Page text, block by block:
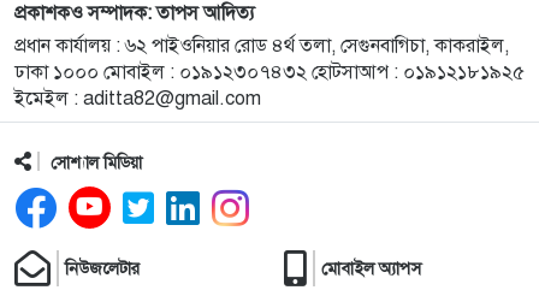
কেন্দুয়ায় শহীদ স্মৃতি বিদ্যাপীঠে মাদকবিরোধী আলোচনা
সভা ও কুইজ প্রতিযোগিতা
১০
হালুয়াঘাট পৌরসভার উদ্যোগে বন্যার্তদের মাঝে ত্রাণ
বিতরণ
১১
মুক্তাগাছায় উপজেলা নির্বাহী অফিসার (ইউএনও) মহোদয়ের
নেতৃত্বে মোবাইল কোর্ট পরিচালনা
১২
প্রকাশকও সম্পাদক: তাপস আদিত্য
প্রধান কার্যালয় : ৬২ পাইওনিয়ার রোড ৪র্থ তলা, সেগুনবাগিচা, কাকরাইল,
ঢাকা ১০০০ মোবাইল : ০১৯১২৩০৭৪৩২ হোটসাআপ : ০১৯১২১৮১৯২৫
ইমেইল : aditta82@gmail.com
সোশ্যাল মিডিয়া
নিউজলেটার মোবাইল অ্যাপস